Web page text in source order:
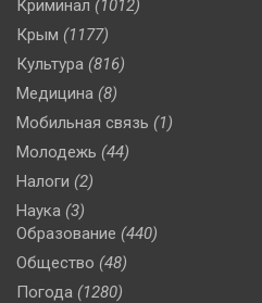
Криминал (1012)
Крым (1177)
Культура (816)
Медицина (8)
Мобильная связь (1)
Молодежь (44)
Налоги (2)
Наука (3)
Образование (440)
Общество (48)
Погода (1280)